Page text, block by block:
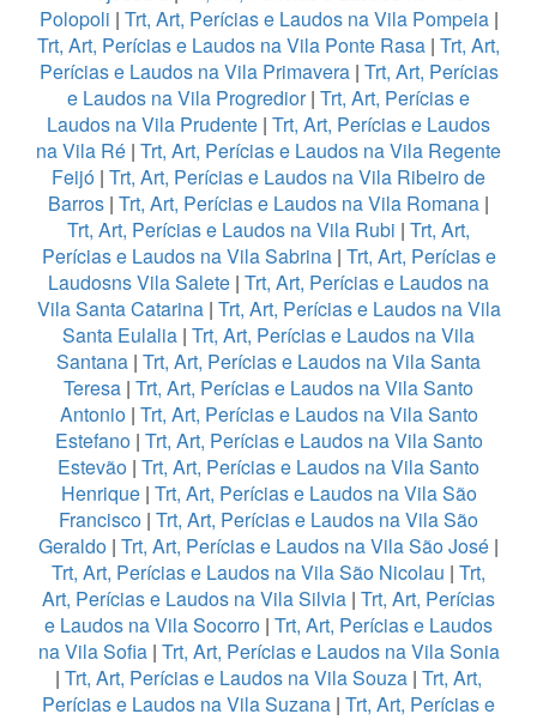
Polopoli | Trt, Art, Perícias e Laudos na Vila Pompeia|
Trt, Art, Perícias e Laudos na Vila Ponte Rasa | Trt, Art,
Perícias e Laudos na Vila Primavera| Trt, Art, Perícias
e Laudos na Vila Progredior| Trt, Art, Perícias e
Laudos na Vila Prudente | Trt, Art, Perícias e Laudos
na Vila Ré | Trt, Art, Perícias e Laudos na Vila Regente
Feijó | Trt, Art, Perícias e Laudos na Vila Ribeiro de
Barros | Trt, Art, Perícias e Laudos na Vila Romana |
Trt, Art, Perícias e Laudos na Vila Rubi | Trt, Art,
Perícias e Laudos na Vila Sabrina| Trt, Art, Perícias e
Laudosns Vila Salete | Trt, Art, Perícias e Laudos na
Vila Santa Catarina| Trt, Art, Perícias e Laudos na Vila
Santa Eulalia | Trt, Art, Perícias e Laudos na Vila
Santana | Trt, Art, Perícias e Laudos na Vila Santa
Teresa | Trt, Art, Perícias e Laudos na Vila Santo
Antonio| Trt, Art, Perícias e Laudos na Vila Santo
Estefano| Trt, Art, Perícias e Laudos na Vila Santo
Estevão | Trt, Art, Perícias e Laudos na Vila Santo
Henrique| Trt, Art, Perícias e Laudos na Vila São
Francisco | Trt, Art, Perícias e Laudos na Vila São
Geraldo | Trt, Art, Perícias e Laudos na Vila São José |
Trt, Art, Perícias e Laudos na Vila São Nicolau | Trt,
Art, Perícias e Laudos na Vila Silvia | Trt, Art, Perícias
e Laudos na Vila Socorro | Trt, Art, Perícias e Laudos
na Vila Sofia| Trt, Art, Perícias e Laudos na Vila Sonia
| Trt, Art, Perícias e Laudos na Vila Souza | Trt, Art,
Perícias e Laudos na Vila Suzana | Trt, Art, Perícias e